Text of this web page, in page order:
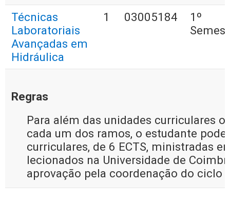
Técnicas
Laboratoriais
Avançadas em
Hidráulica
1 03005184
1º
Regras
Para além das unidades curriculares
cada um dos ramos, o estudante
curriculares, de 6 ECTS, ministradas
lecionados na Universidade de
aprovação pela coordenação do ciclo